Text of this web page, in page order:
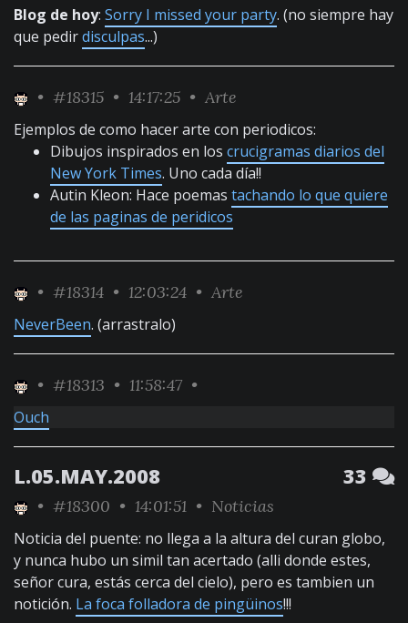
Blog de hoy: Sorry I missed your party. (no siempre hay
que pedirdisculpas...)
• #18315 • 14:17:25 • Arte
Ejemplos de como hacer arte con periodicos:
Dibujos inspirados en los crucigramas diarios del
New York Times. Uno cada día!!
Autin Kleon: Hace poemas tachando lo que quiere
de las paginas de peridicos
• #18314 • 12:03:24 • Arte
NeverBeen. (arrastralo)
• #18313 • 11:58:47 •
Ouch
L.05.MAY.2008 33
• #18300 • 14:01:51 • Noticias
Noticia del puente: no llega a la altura del curan globo,
y nunca hubo un simil tan acertado (alli donde estes,
señor cura, estás cerca del cielo), pero es tambien un
notición. La foca folladora de pingüinos!!!